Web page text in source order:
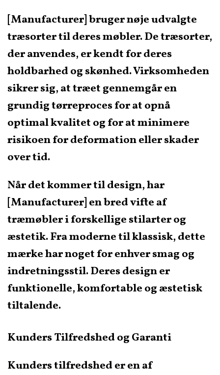
[Manufacturer] bruger nøje udvalgte
træsorter til deres møbler. De træsorter,
der anvendes, er kendt for deres
holdbarhed og skønhed. Virksomheden
sikrer sig, at træet gennemgår en
grundig tørreproces for at opnå
optimal kvalitet og for at minimere
risikoen for deformation eller skader
over tid.
Når det kommer til design, har
[Manufacturer] en bred vifte af
træmøbler i forskellige stilarter og
æstetik. Fra moderne til klassisk, dette
mærke har noget for enhver smag og
indretningsstil. Deres design er
funktionelle, komfortable og æstetisk
tiltalende.
Kunders Tilfredshed og Garanti
Kunders tilfredshed er en af